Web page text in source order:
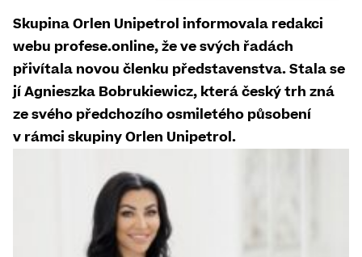
Skupina Orlen Unipetrol informovala redakci
webu profese.online, že ve svých řadách
přivítala novou členku představenstva. Stala se
jí Agnieszka Bobrukiewicz, která český trh zná
ze svého předchozího osmiletého působení
v rámci skupiny Orlen Unipetrol.